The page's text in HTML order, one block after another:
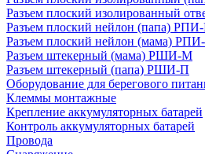
Разъем плоский изолированный
Разъем плоский нейлон (папа)
Разъем плоский нейлон (мама)
Разъем штекерный (мама) РШИ-М
Разъем штекерный (папа) РШИ-П
Оборудование для берегового
Клеммы монтажные
Крепление аккумуляторных батарей
Контроль аккумуляторных батарей
Провода